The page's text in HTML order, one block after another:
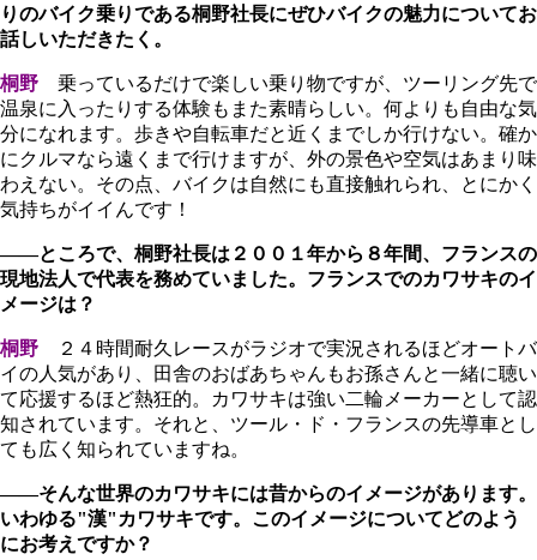
りのバイク乗りである桐野社長にぜひバイクの魅力についてお
話しいただきたく。
桐野 乗っているだけで楽しい乗り物ですが、ツーリング先で
温泉に入ったりする体験もまた素晴らしい。何よりも自由な気
分になれます。歩きや自転車だと近くまでしか行けない。確か
にクルマなら遠くまで行けますが、外の景色や空気はあまり味
わえない。その点、バイクは自然にも直接触れられ、とにかく
気持ちがイイんです！
――ところで、桐野社長は２００１年から８年間、フランスの
現地法人で代表を務めていました。フランスでのカワサキのイ
メージは？
桐野 ２４時間耐久レースがラジオで実況されるほどオートバ
イの人気があり、田舎のおばあちゃんもお孫さんと一緒に聴い
て応援するほど熱狂的。カワサキは強い二輪メーカーとして認
知されています。それと、ツール・ド・フランスの先導車とし
ても広く知られていますね。
――そんな世界のカワサキには昔からのイメージがあります。
いわゆる"漢"カワサキです。このイメージについてどのよう
にお考えですか？